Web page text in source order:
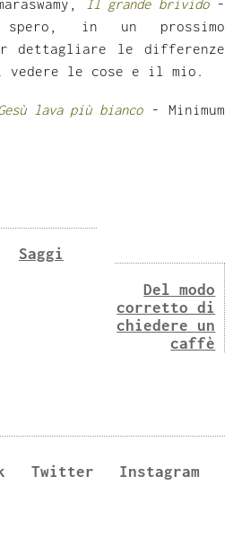
Il grande brivido-
spero, in un prossimo
dettagliare le differenze
vedere le cose e il mio.
lava più bianco- Minimum
Saggi
Del modo
corretto di
chiedere un
caffè
Twitter Instagram